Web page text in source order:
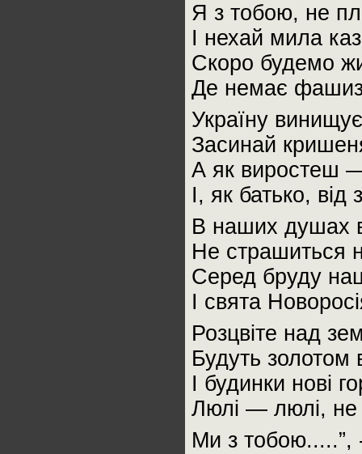
Я з тобою, не
І нехай мила
Скоро будемо
Де немає
Україну
Засинай
А як виростеш
І, як батько,
В наших душах
Не страшиться
Серед бруду
І свята
Розцвіте над
Будуть золотом
І будинки нові
Люлі — люлі, не
Ми з тобою.....”, -